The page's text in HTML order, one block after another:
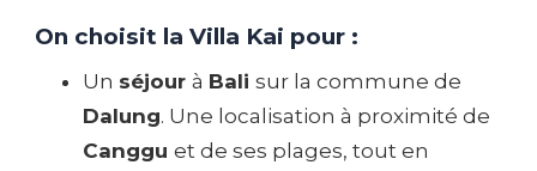
On choisit la Villa Kai pour :
Un séjour à Bali sur la commune de
Dalung. Une localisation à proximité de
Canggu et de ses plages, tout en